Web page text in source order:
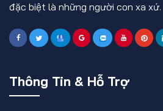
đặc biệt là những người con xa xứ.
Thông Tin & Hỗ Trợ